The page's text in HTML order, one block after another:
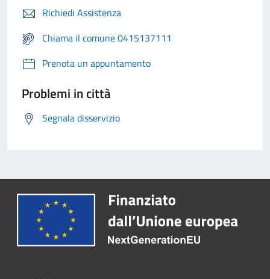
Richiedi Assistenza
Chiama il comune 0415137111
Prenota un appuntamento
Problemi in città
Segnala disservizio